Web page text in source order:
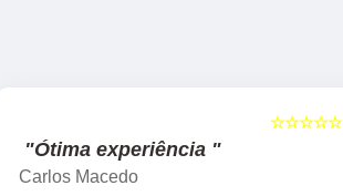
☆☆☆☆☆
"Ótima experiência "
Carlos Macedo